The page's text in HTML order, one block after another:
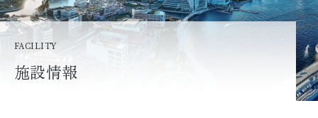
FACILITY
施設情報